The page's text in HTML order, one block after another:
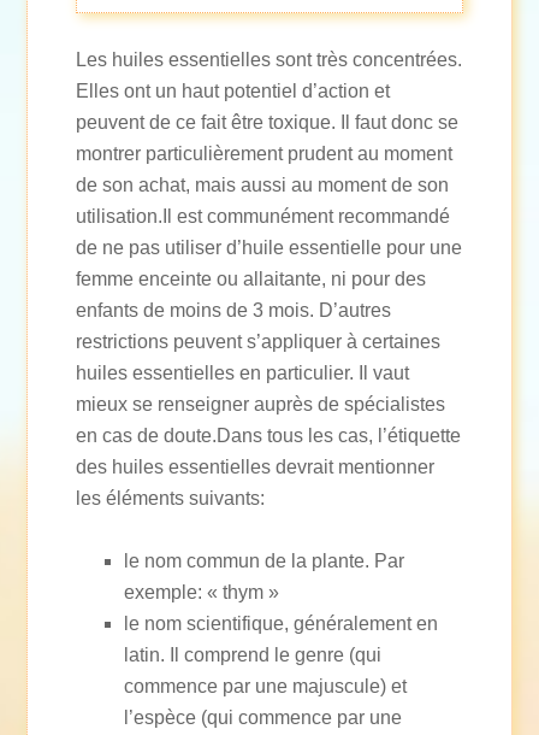
Les huiles essentielles sont très concentrées.
Elles ont un haut potentiel d’action et
peuvent de ce fait être toxique. Il faut donc se
montrer particulièrement prudent au moment
de son achat, mais aussi au moment de son
utilisation.Il est communément recommandé
de ne pas utiliser d’huile essentielle pour une
femme enceinte ou allaitante, ni pour des
enfants de moins de 3 mois. D’autres
restrictions peuvent s’appliquer à certaines
huiles essentielles en particulier. Il vaut
mieux se renseigner auprès de spécialistes
en cas de doute.Dans tous les cas, l’étiquette
des huiles essentielles devrait mentionner
les éléments suivants:
le nom commun de la plante. Par
exemple: « thym »
le nom scientifique, généralement en
latin. Il comprend le genre (qui
commence par une majuscule) et
l’espèce (qui commence par une